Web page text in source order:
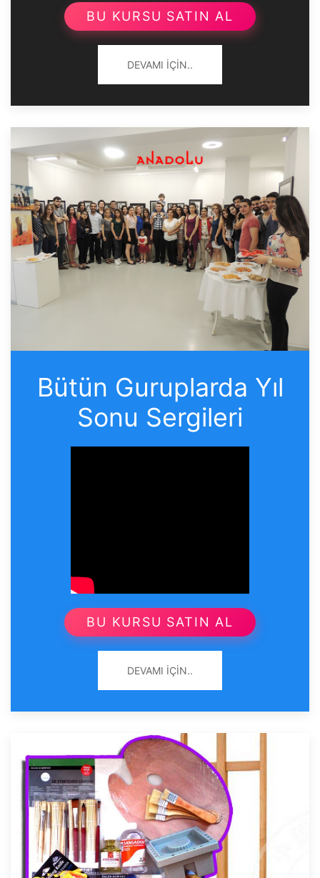
BU KURSU SATIN AL
DEVAMI İÇIN..
Bütün Guruplarda Yıl
Sonu Sergileri
BU KURSU SATIN AL
DEVAMI İÇIN..